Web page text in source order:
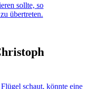
sollte, so
übertreten.